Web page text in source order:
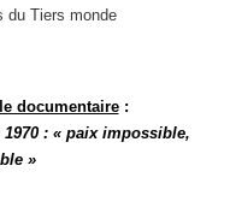
du Tiers monde
documentaire:
: « paix impossible,
»